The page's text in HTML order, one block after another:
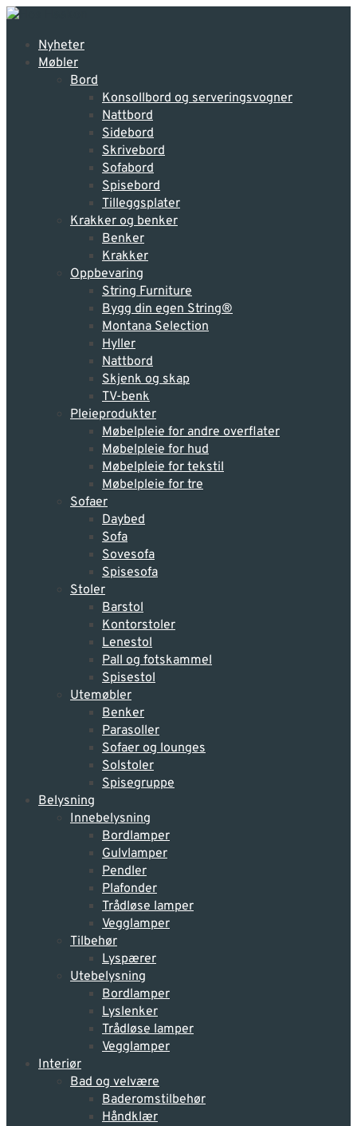
Nyheter
Møbler
Bord
Konsollbord og serveringsvogner
Nattbord
Sidebord
Skrivebord
Sofabord
Spisebord
Tilleggsplater
Krakker og benker
Benker
Krakker
Oppbevaring
String Furniture
Bygg din egen String®
Montana Selection
Hyller
Nattbord
Skjenk og skap
TV-benk
Pleie­produkter
Møbelpleie for andre overflater
Møbelpleie for hud
Møbelpleie for tekstil
Møbelpleie for tre
Sofaer
Daybed
Sofa
Sovesofa
Spisesofa
Stoler
Barstol
Kontorstoler
Lenestol
Pall og fotskammel
Spisestol
Utemøbler
Benker
Parasoller
Sofaer og lounges
Solstoler
Spisegruppe
Belysning
Innebelysning
Bordlamper
Gulvlamper
Pendler
Plafonder
Trådløse lamper
Vegglamper
Tilbehør
Lyspærer
Utebelysning
Bordlamper
Lyslenker
Trådløse lamper
Vegglamper
Interiør
Bad og velvære
Baderomstilbehør
Håndklær